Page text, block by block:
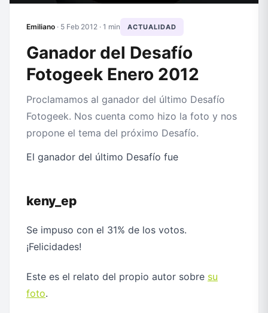
Emiliano · 5 Feb 2012 · 1 min ACTUALIDAD
Ganador del Desafío
Fotogeek Enero 2012
Proclamamos al ganador del último Desafío
Fotogeek. Nos cuenta como hizo la foto y nos
propone el tema del próximo Desafío.
El ganador del último Desafío fue
keny_ep
Se impuso con el 31% de los votos.
¡Felicidades!
Este es el relato del propio autor sobre su
foto.